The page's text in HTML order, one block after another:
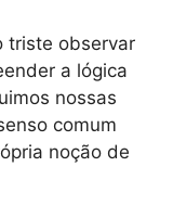
triste observar
a lógica
nossas
comum
noção de